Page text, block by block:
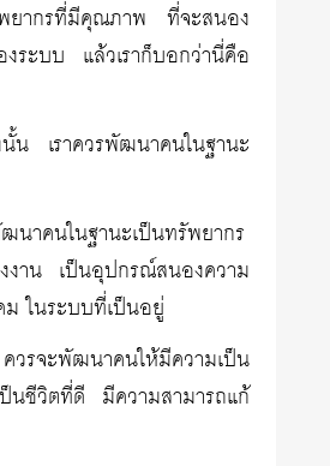
ยากรที่มีคุณภาพ ที่จะสนอง
งระบบ แล้วเราก็บอกว่านี่คือ
น เราควรพัฒนาคนในฐานะ
ฒนาคนในฐานะเป็นทรัพยากร
งาน เป็นอุปกรณ์สนองความ
ม ในระบบที่เป็นอยู่
วรจะพัฒนาคนให้มีความเป็น
ชีวิตที่ดี มีความสามารถแก้